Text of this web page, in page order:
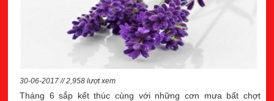
30-06-2017 // 2,958 lượt xem
Tháng 6 sắp kết thúc cùng với những cơn mưa bất chợt